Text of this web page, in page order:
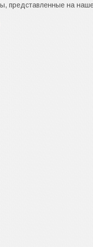
представленные на